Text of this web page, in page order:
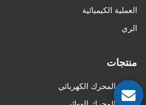
العملية الكيميائية
الري
منتجات
صمام المحرك الكهربائي